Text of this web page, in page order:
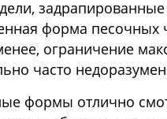
Романтик
форма песочных
ограничение
часто
формы отлично